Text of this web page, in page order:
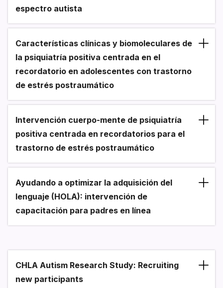
espectro autista
Características clínicas y biomoleculares de
la psiquiatría positiva centrada en el
recordatorio en adolescentes con trastorno
de estrés postraumático
Intervención cuerpo-mente de psiquiatría
positiva centrada en recordatorios para el
trastorno de estrés postraumático
Ayudando a optimizar la adquisición del
lenguaje (HOLA): intervención de
capacitación para padres en línea
CHLA Autism Research Study: Recruiting
new participants